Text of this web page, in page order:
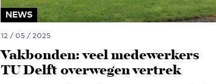
NEWS
12 / 05 / 2025
Vakbonden: veel medewerkers
TU Delft overwegen vertrek